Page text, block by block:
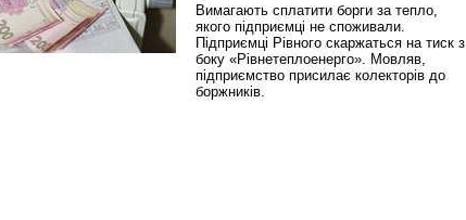
Вимагають сплатити борги за тепло,
якого підприємці не споживали.
Підприємці Рівного скаржаться на тиск з
боку «Рівнетеплоенерго». Мовляв,
підприємство присилає колекторів до
боржників.